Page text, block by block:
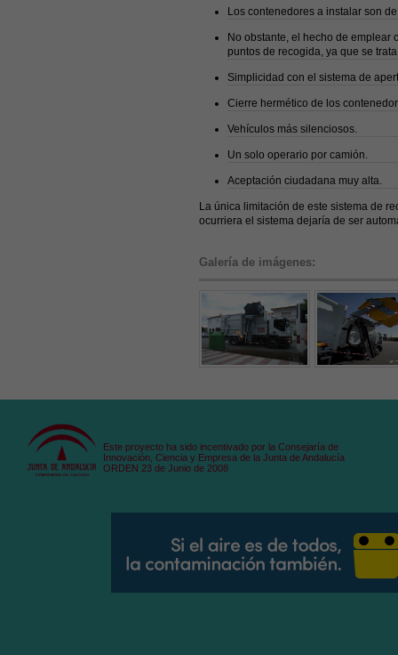
Los contenedores a instalar son
No obstante, el hecho de
puntos de recogida, ya que se
Simplicidad con el sistema de
Cierre hermético de los
Vehículos más silenciosos.
Un solo operario por camión.
Aceptación ciudadana muy alta.
La única limitación de este sistema de
ocurriera el sistema dejaría de ser
Galería de imágenes:
Este proyecto ha sido incentivado por la Consejaría de
Innovación, Ciencia y Empresa de la Junta de Andalucía
ORDEN 23 de Junio de 2008